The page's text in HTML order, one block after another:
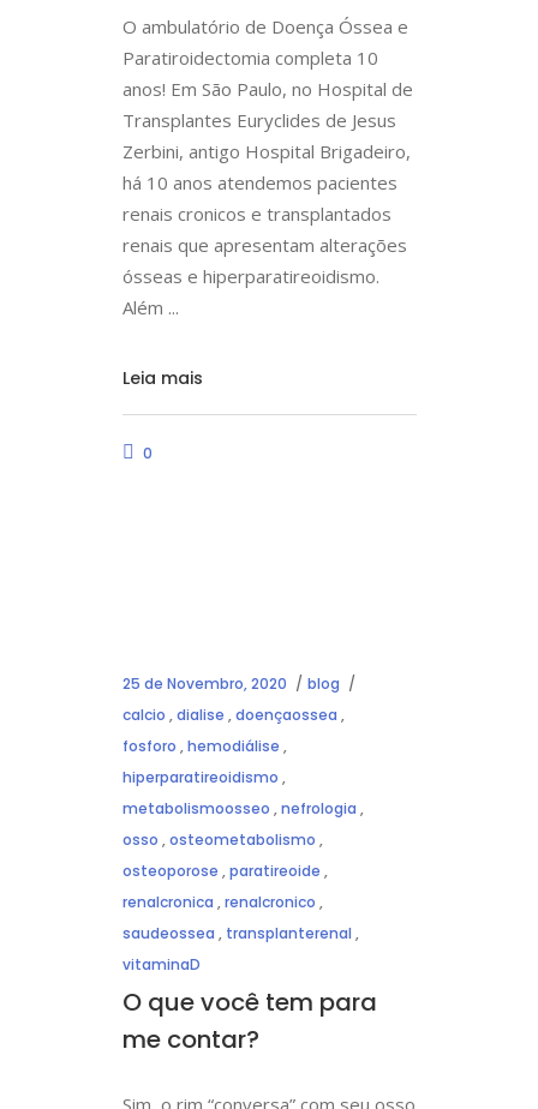
O ambulatório de Doença Óssea e
Paratiroidectomia completa 10
anos! Em São Paulo, no Hospital de
Transplantes Euryclides de Jesus
Zerbini, antigo Hospital Brigadeiro,
há 10 anos atendemos pacientes
renais cronicos e transplantados
renais que apresentam alterações
ósseas e hiperparatireoidismo.
Além
Leia mais
0
25 de Novembro, 2020
blog
calcio ,dialise ,doençaossea ,
fosforo ,hemodiálise ,
hiperparatireoidismo ,
metabolismoosseo ,nefrologia ,
osso ,osteometabolismo ,
osteoporose ,paratireoide ,
renalcronica ,renalcronico ,
saudeossea , transplanterenal ,
vitaminaD
O que você tem para
me contar?